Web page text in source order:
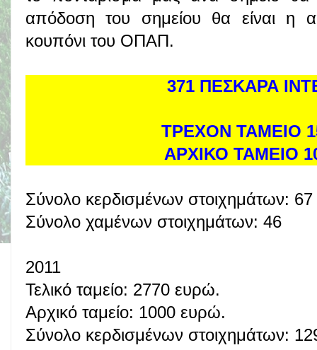
απόδοση του σημείου θα είναι η
κουπόνι του ΟΠΑΠ.
371 ΠΕΣΚΑΡΑ
ΤΡΕΧΟΝ ΤΑΜΕΙΟ
ΑΡΧΙΚΟ ΤΑΜΕΙΟ
Σύνολο κερδισμένων στοιχημάτων: 67
Σύνολο χαμένων στοιχημάτων: 46
2011
Τελικό ταμείο: 2770 ευρώ.
Αρχικό ταμείο: 1000 ευρώ.
Σύνολο κερδισμένων στοιχημάτων: